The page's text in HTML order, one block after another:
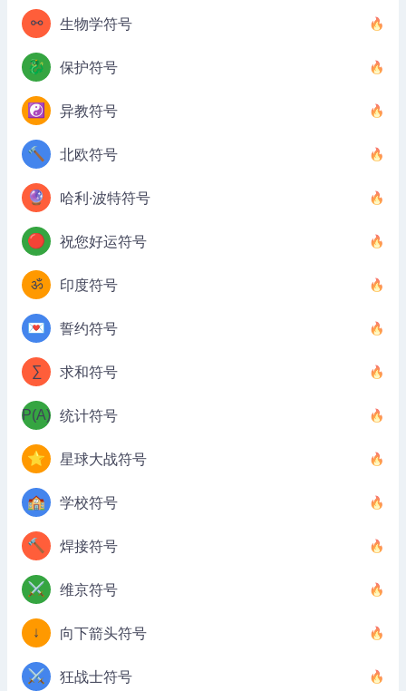
⚯ 生物学符号
🐉 保护符号
☯️ 异教符号
🔨 北欧符号
🔮 哈利·波特符号
🔴 祝您好运符号
ॐ 印度符号
💌 誓约符号
∑ 求和符号
P(A) 统计符号
⭐ 星球大战符号
🏫 学校符号
🔨 焊接符号
⚔️ 维京符号
↓ 向下箭头符号
⚔️ 狂战士符号